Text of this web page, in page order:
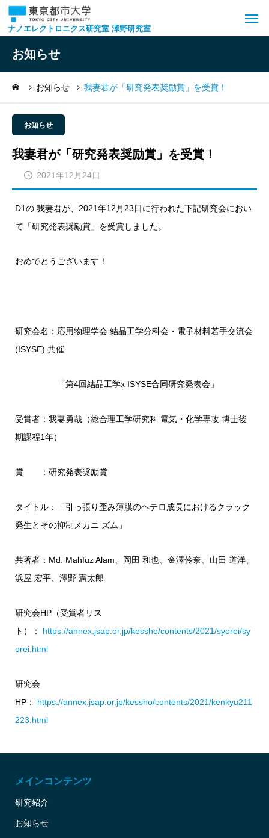
ナノエレクトロニクス研究室 澤野研究室
お知らせ
お知らせ 我妻君が「研究発表奨励賞」を受賞！
お知らせ
我妻君が「研究発表奨励賞」を受賞！
2021年12月24日
D1の 我妻君が、2021年12月23日に行われた下記研究会におい
て「研究発表奨励賞」を受賞しました。
おめでとうございます！
研究会名：応用物理学会 結晶工学分科会・電子材料若手交流会
(ISYSE) 共催
「第4回結晶工学x ISYSE合同研究発表会」
受賞者：我妻勇哉（総合理工学研究科 電気・化学専攻 博士後
期課程1年）
賞 ：研究発表奨励賞
タイトル：「引っ張り歪み薄膜のヘテロ成長におけるクラック
発生とその抑制メカニ ズム」
共著者：Md. Mahfuz Alam、岡田 和也、金澤伶奈、山田 道洋、
浜屋 宏平、澤野 憲太郎
研究会HP（受賞者リス
ト）： https://annex.jsap.or.jp/kessho/contents/2021/syorei/sy
orei.html
研究会
HP： https://annex.jsap.or.jp/kessho/contents/2021/kenkyu211
223.html
メインコンテンツ
研究紹介
お知らせ